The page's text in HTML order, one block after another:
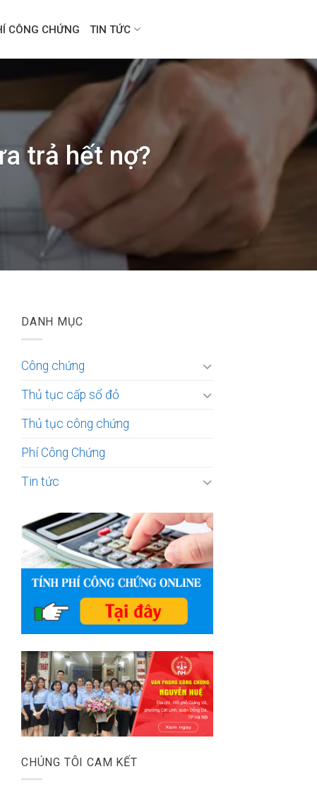
CÔNG CHỨNG TIN TỨC
trả hết nợ?
DANH MỤC
Công chứng
Thủ tục cấp sổ đỏ
Thủ tục công chứng
Phí Công Chứng
Tin tức
CHÚNG TÔI CAM KẾT